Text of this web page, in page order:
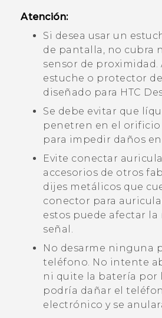
Atención:
Si desea usar un
de pantalla, no cubra
sensor de proximidad.
estuche o protector
diseñado para HTC
Se debe evitar que
penetren en el
para impedir daños
Evite conectar
accesorios de otros
dijes metálicos que
conector para
estos puede afectar la
señal.
No desarme ninguna
teléfono. No intente
ni quite la batería por
podría dañar el
electrónico y se